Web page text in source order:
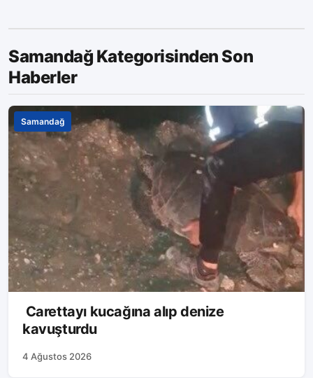
Samandağ Kategorisinden Son
Haberler
Samandağ
Carettayı kucağına alıp denize
kavuşturdu
4 Ağustos 2026